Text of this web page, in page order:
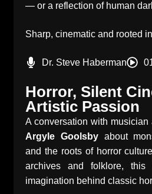
— or a reflection of human
Sharp, cinematic and rooted
Dr. Steve Haberman
Horror, Silent
Artistic Passion
A conversation with musician
Argyle Goolsbyabout
and the roots of horror
archives and folklore, this
imagination behind classic